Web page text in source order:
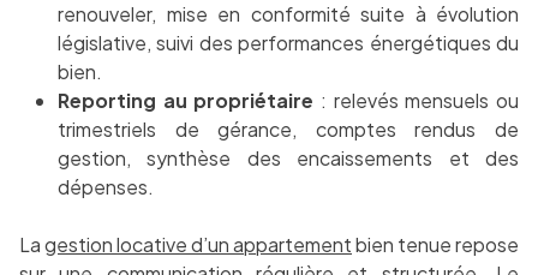
renouveler, mise en conformité suite à évolution
législative, suivi des performances énergétiques du
bien.
Reporting au propriétaire : relevés mensuels ou
trimestriels de gérance, comptes rendus de
gestion, synthèse des encaissements et des
dépenses.
Lagestion locative d’un appartementbien tenue repose